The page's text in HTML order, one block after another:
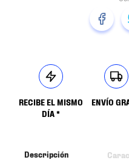
RECIBE EL MISMO
DÍA *
ENVÍO
Descripción